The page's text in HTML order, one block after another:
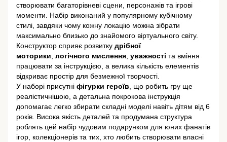
створювати багаторівневі сцени, персонажів та ігрові
моменти. Набір виконаний у популярному кубічному
стилі, завдяки чому кожну локацію можна зібрати
максимально близько до знайомого віртуального світу.
Конструктор сприяє розвитку дрібної
моторики логічного мислення уважності та вміння
працювати за інструкцією, а велика кількість елементів
відкриває простір для безмежної творчості.
У наборі присутні фігурки героїв , що робить гру ще
реалістичнішою, а детальна покрокова інструкція
допомагає легко збирати складні моделі навіть дітям від 6
років. Висока якість деталей та продумана структура
роблять цей набір чудовим подарунком для юних фанатів
ігор, колекціонерів та тих, хто любить створювати власні